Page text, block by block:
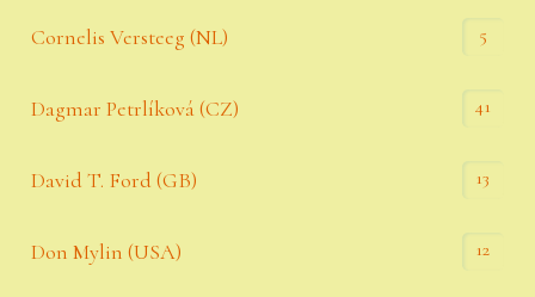
Cornelis Versteeg (NL) 5
Dagmar Petrlíková (CZ) 41
David T. Ford (GB) 13
Don Mylin (USA) 12